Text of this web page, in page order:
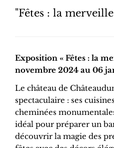
"Fêtes : la
Exposition « Fêtes : la
novembre 2024 au 06
Le château de
spectaculaire : ses
cheminées
idéal pour préparer un
découvrir la magie des